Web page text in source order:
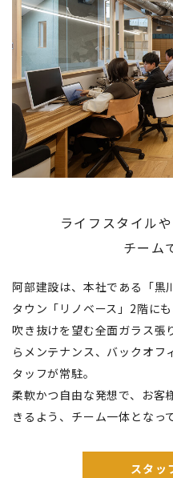
ライフスタイル
チーム
阿部建設は、本社である「黒
タウン「リノベース」2階に
吹き抜けを望む全面ガラス張
らメンテナンス、バックオフ
タッフが常駐。
柔軟かつ自由な発想で、お客
きるよう、チーム一体となっ
スタッ